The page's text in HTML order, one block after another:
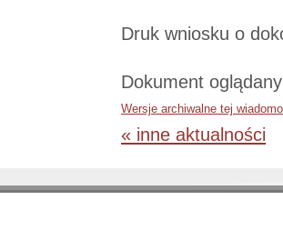
Druk wniosku o
Dokument
Wersje archiwalne tej
« inne aktualności